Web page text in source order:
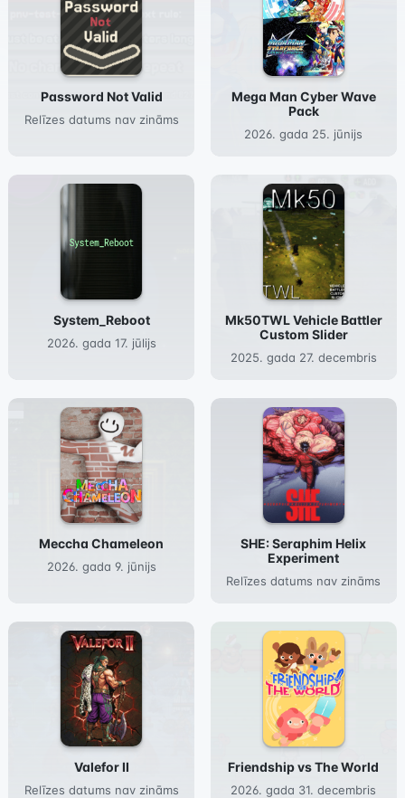
Password Not Valid
Relīzes datums nav zināms
Mega Man Cyber Wave
Pack
2026. gada 25. jūnijs
System_Reboot
2026. gada 17. jūlijs
Mk50TWL Vehicle Battler
Custom Slider
2025. gada 27. decembris
Meccha Chameleon
2026. gada 9. jūnijs
SHE: Seraphim Helix
Experiment
Relīzes datums nav zināms
Valefor II
Relīzes datums nav zināms
Friendship vs The World
2026. gada 31. decembris